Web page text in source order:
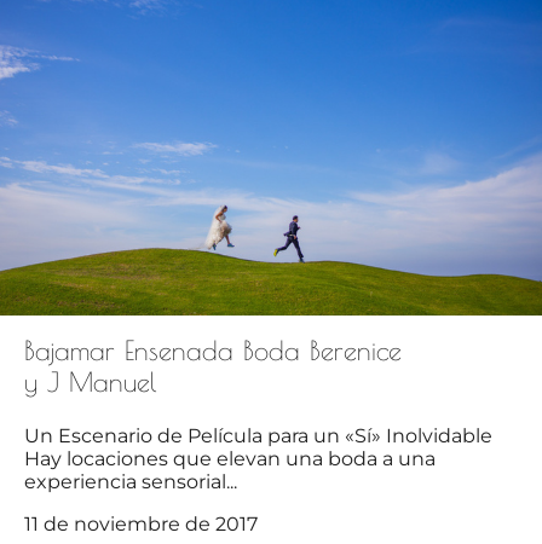
Bajamar Ensenada Boda Berenice
y J Manuel
Un Escenario de Película para un «Sí» Inolvidable
Hay locaciones que elevan una boda a una
experiencia sensorial...
11 de noviembre de 2017